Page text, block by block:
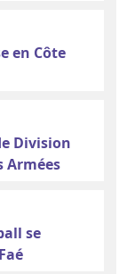
en Côte
Division
Armées
se